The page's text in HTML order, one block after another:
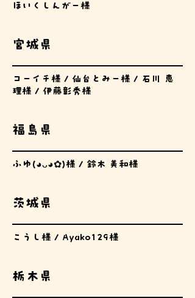
ほいくしんがー様
宮城県
コーイチ様 / 仙台とみー様 / 石川 恵
理様 / 伊藤彰秀様
福島県
ふゆ(⁠◕⁠ᴗ⁠◕⁠✿⁠)様 / 鈴木 美和様
茨城県
こうし様 / Ayako129様
栃木県